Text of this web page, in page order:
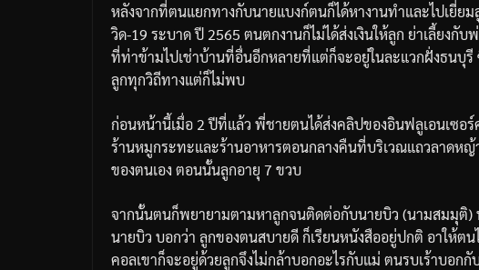
หลังจากที่ตนแยกทางกับนายแบงก์ตนก็ได้หางานทำและไปเยี่ย
วิด-19 ระบาด ปี 2565 ตนตกงานก็ไม่ได้ส่งเงินให้ลูก ย่าเลี้ยงกั
ที่ท่าข้ามไปเช่าบ้านที่อื่นอีกหลายที่แต่ก็จะอยู่ในละแวกฝั่งธนบุ
ลูกทุกวิถีทางแต่ก็ไม่พบ
ก่อนหน้านี้เมื่อ 2 ปีที่แล้ว พี่ชายตนได้ส่งคลิปของอินฟลูเอนเซอ
ร้านหมูกระทะและร้านอาหารตอนกลางคืนที่บริเวณแถวลาดห
ของตนเอง ตอนนั้นลูกอายุ 7 ขวบ
จากนั้นตนก็พยายามตามหาลูกจนติดต่อกับนายบิว (นามสมมุติ)
นายบิว บอกว่า ลูกของตนสบายดี ก็เรียนหนังสืออยู่ปกติ อาให้ต
คอลเขาก็จะอยู่ด้วยลูกจึงไม่กล้าบอกอะไรกับแม่ ตนรบเร้าบอก